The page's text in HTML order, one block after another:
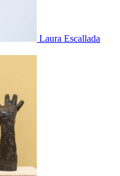
Laura Escallada